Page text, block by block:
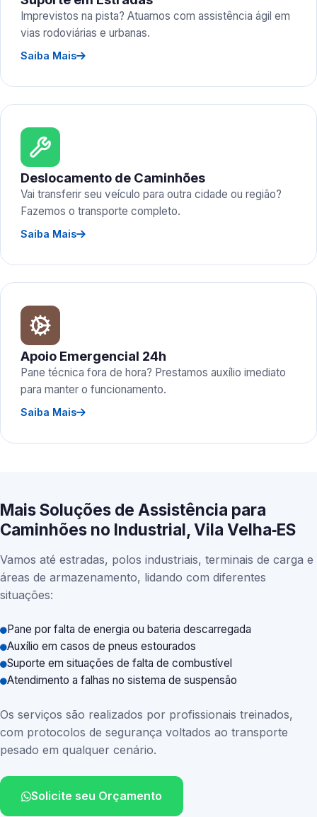
Imprevistos na pista? Atuamos com assistência ágil em
vias rodoviárias e urbanas.
Saiba Mais
Deslocamento de Caminhões
Vai transferir seu veículo para outra cidade ou região?
Fazemos o transporte completo.
Saiba Mais
Apoio Emergencial 24h
Pane técnica fora de hora? Prestamos auxílio imediato
para manter o funcionamento.
Saiba Mais
Mais Soluções de Assistência para
Caminhões no Industrial, Vila Velha‑ES
Vamos até estradas, polos industriais, terminais de carga e
áreas de armazenamento, lidando com diferentes
situações:
Pane por falta de energia ou bateria descarregada
Auxílio em casos de pneus estourados
Suporte em situações de falta de combustível
Atendimento a falhas no sistema de suspensão
Os serviços são realizados por profissionais treinados,
com protocolos de segurança voltados ao transporte
pesado em qualquer cenário.
Solicite seu Orçamento